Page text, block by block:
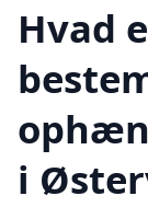
Hvad
i